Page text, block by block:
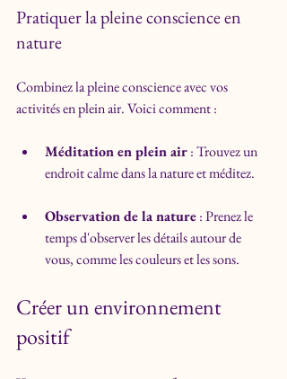
Pratiquer la pleine conscience en
nature
Combinez la pleine conscience avec vos
activités en plein air. Voici comment :
Méditation en plein air : Trouvez un
endroit calme dans la nature et méditez.
Observation de la nature : Prenez le
temps d'observer les détails autour de
vous, comme les couleurs et les sons.
Créer un environnement
positif